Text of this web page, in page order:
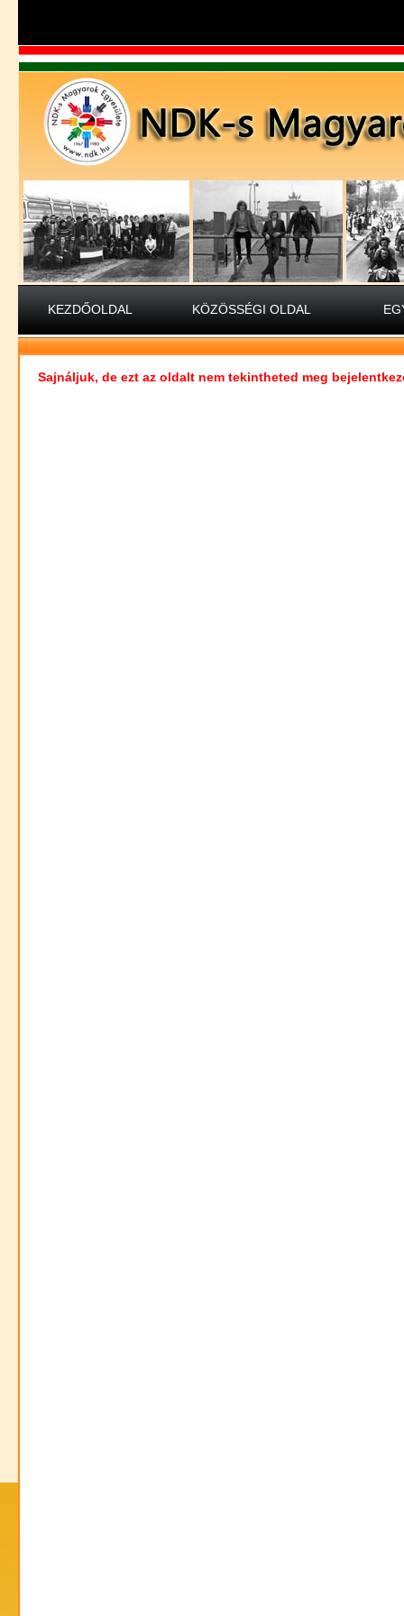
KEZDŐOLDAL KÖZÖSSÉGI OLDAL
Sajnáljuk, de ezt az oldalt nem tekintheted meg